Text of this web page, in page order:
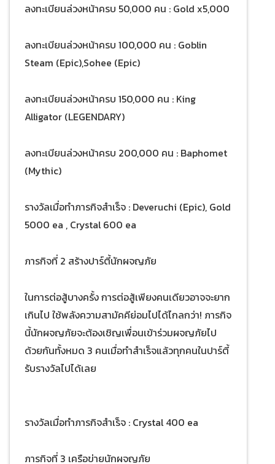
ลงทะเบียนล่วงหน้าครบ 50,000 คน : Gold x5,000
ลงทะเบียนล่วงหน้าครบ 100,000 คน : Goblin
Steam (Epic),Sohee (Epic)
ลงทะเบียนล่วงหน้าครบ 150,000 คน : King
Alligator (LEGENDARY)
ลงทะเบียนล่วงหน้าครบ 200,000 คน : Baphomet
(Mythic)
รางวัลเมื่อทำภารกิจสำเร็จ : Deveruchi (Epic), Gold
5000 ea , Crystal 600 ea
ภารกิจที่ 2 สร้างปาร์ตี้นักผจญภัย
ในการต่อสู้บางครั้ง การต่อสู้เพียงคนเดียวอาจจะยาก
เกินไป ใช้พลังความสามัคคีย่อมไปได้ไกลกว่า! ภารกิจ
นี้นักผจญภัยจะต้องเชิญเพื่อนเข้าร่วมผจญภัยไป
ด้วยกันทั้งหมด 3 คนเมื่อทำสำเร็จแล้วทุกคนในปาร์ตี้
รับรางวัลไปได้เลย
รางวัลเมื่อทำภารกิจสำเร็จ : Crystal 400 ea
ภารกิจที่ 3 เครือข่ายนักผจญภัย